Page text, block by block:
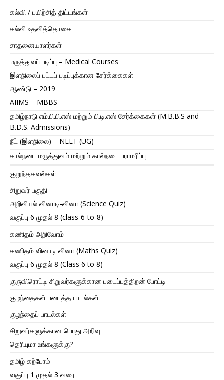
கல்வி / பயிற்சித் திட்டங்கள்
கல்வி உதவித்தொகை
சாதனையாளர்கள்
மருத்துவப் படிப்பு – Medical Courses
இளநிலைப் பட்டப் படிப்புக்கான சேர்க்கைகள்
ஆண்டு – 2019
AIIMS – MBBS
தமிழ்நாடு எம்.பி.பி.எஸ் மற்றும் பி.டி.எஸ் சேர்க்கைகள் (M.B.B.S and
B.D.S. Admissions)
நீட் (இளநிலை) – NEET (UG)
கால்நடை மருத்துவம் மற்றும் கால்நடை பராமரிப்பு
குறுந்தகவல்கள்
சிறுவர் பகுதி
அறிவியல் வினாடி-வினா (Science Quiz)
வகுப்பு 6 முதல் 8 (class-6-to-8)
கணிதம் அறிவோம்
கணிதம் வினாடி வினா (Maths Quiz)
வகுப்பு 6 முதல் 8 (Class 6 to 8)
குருவிரொட்டி சிறுவர்களுக்கான படைப்புத்திறன் போட்டி
குழந்தைகள் படைத்த பாடல்கள்
குழந்தைப் பாடல்கள்
சிறுவர்களுக்கான பொது அறிவு
தெரியுமா உங்களுக்கு?
தமிழ் கற்போம்
வகுப்பு 1 முதல் 3 வரை